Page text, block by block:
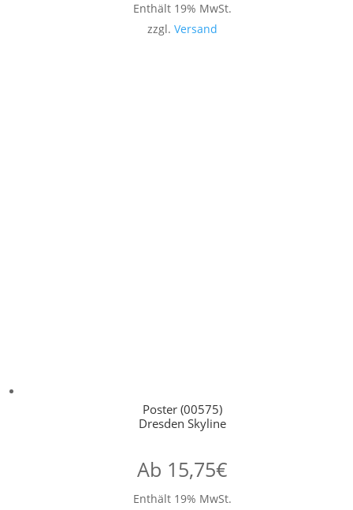
Enthält 19% MwSt.
zzgl. Versand
Poster (00575)
Dresden Skyline
Ab 15,75€
Enthält 19% MwSt.